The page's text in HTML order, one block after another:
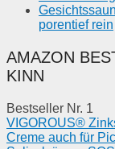
porentief rein
AMAZON
KINN
Bestseller Nr. 1
VIGOROUS®
Creme auch für